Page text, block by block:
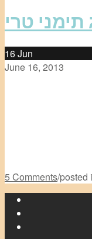
תימני טרי
16Jun
June 16, 2013
5 Comments/posted